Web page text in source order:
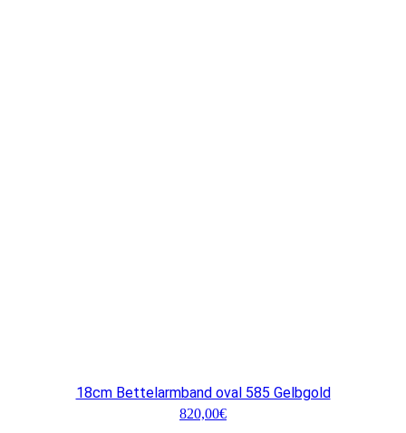
18cm Bettelarmband oval 585 Gelbgold
820,00€